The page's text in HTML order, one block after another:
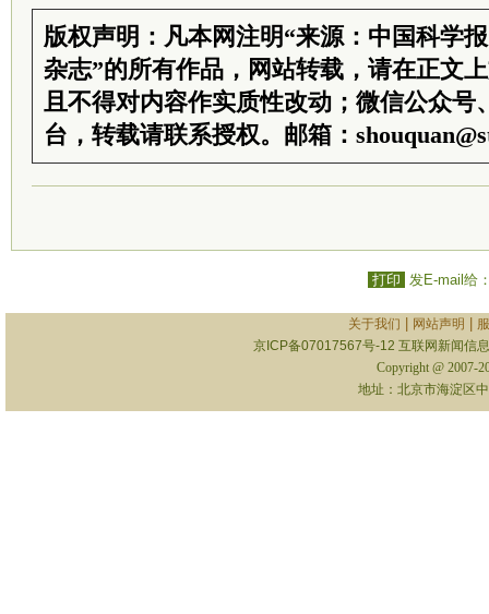
版权声明：凡本网注明“来源：中国科学
杂志”的所有作品，网站转载，请在正文
且不得对内容作实质性改动；微信公众号
台，转载请联系授权。邮箱：
打印 发E-mail给
关于我们 网站声明
京ICP备07017567号-12 互联网新闻信
Copyright @ 2007-
地址：北京市海淀区